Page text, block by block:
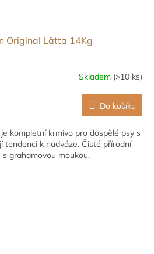
Original Lätta 14Kg
Skladem (>10 ks)
Do košíku
kompletní krmivo pro dospělé psy s
tendenci k nadváze. Čisté přírodní
grahamovou moukou.